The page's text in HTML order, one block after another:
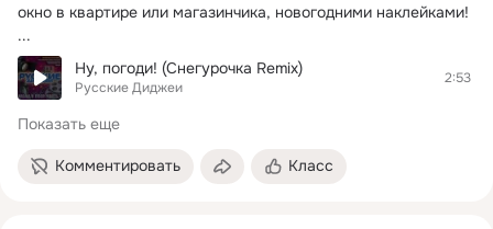
окно в квартире или магазинчика, новогодними наклейками!
...
Ну, погоди! (Снегурочка Remix)
Русские Диджеи
2:53
Показать еще
Комментировать Класс